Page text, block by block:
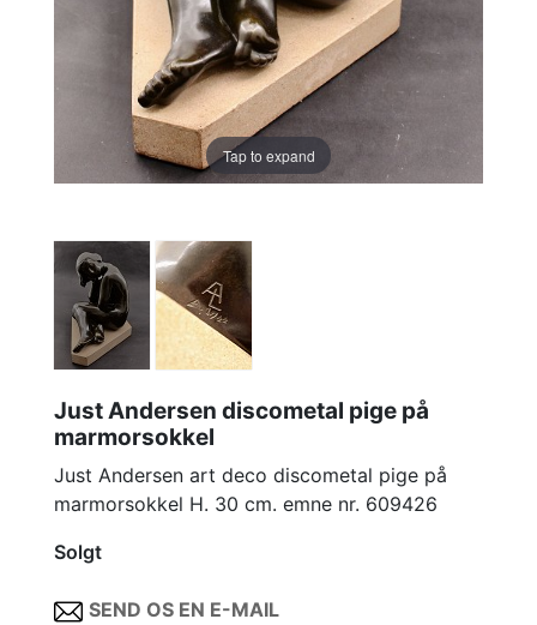
Tap to expand
Just Andersen discometal pige på
marmorsokkel
Just Andersen art deco discometal pige på
marmorsokkel H. 30 cm. emne nr. 609426
Solgt
SEND OS EN E-MAIL